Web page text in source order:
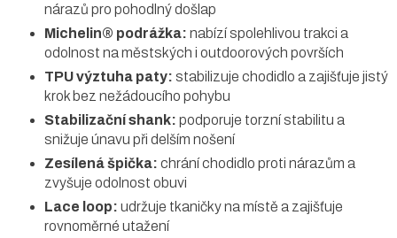
nárazů pro pohodlný došlap
Michelin® podrážka: nabízí spolehlivou trakci a
odolnost na městských i outdoorových površích
TPU výztuha paty: stabilizuje chodidlo a zajišťuje jistý
krok bez nežádoucího pohybu
Stabilizační shank: podporuje torzní stabilitu a
snižuje únavu při delším nošení
Zesílená špička: chrání chodidlo proti nárazům a
zvyšuje odolnost obuvi
Lace loop: udržuje tkaničky na místě a zajišťuje
rovnoměrné utažení